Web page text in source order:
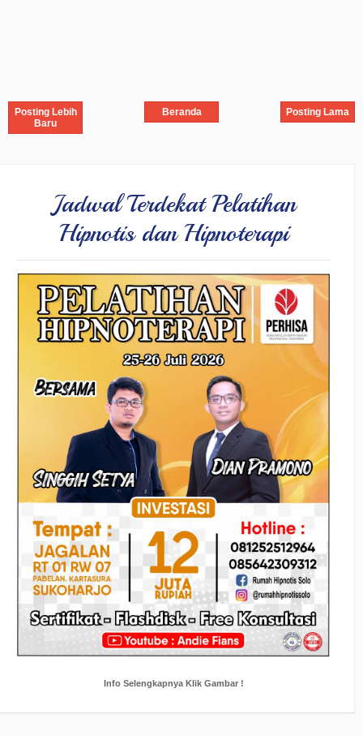
Posting Lebih
Baru
Posting Lama
Beranda
Jadwal Terdekat Pelatihan
Hipnotis dan Hipnoterapi
Info Selengkapnya Klik Gambar !